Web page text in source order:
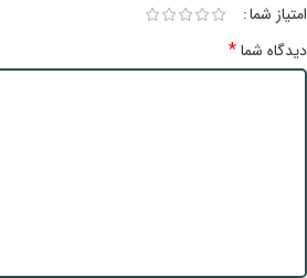
امتیاز شما
دیدگاه شما*